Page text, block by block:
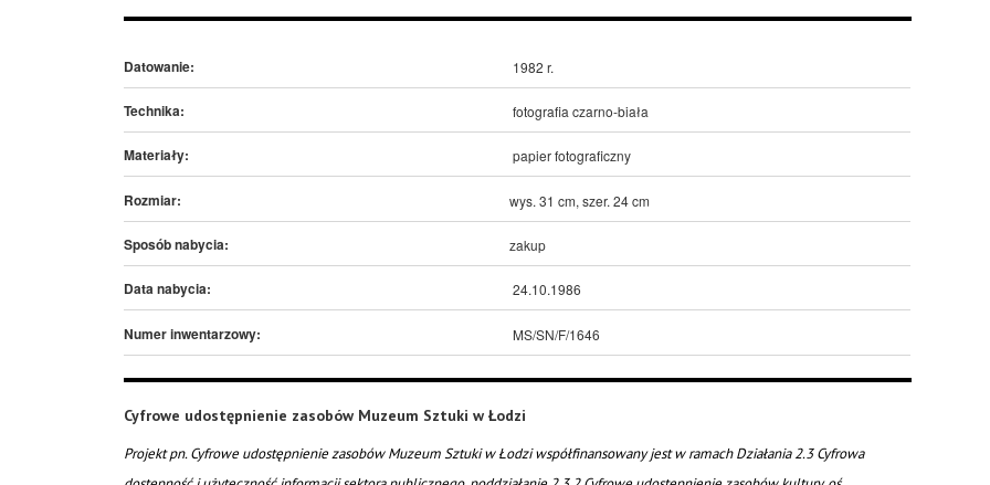
Datowanie: 1982 r.
Technika: fotografia czarno-biała
Materiały: papier fotograficzny
Rozmiar: wys. 31 cm, szer. 24 cm
Sposób nabycia: zakup
Data nabycia: 24.10.1986
Numer inwentarzowy: MS/SN/F/1646
Cyfrowe udostępnienie zasobów Muzeum Sztuki w Łodzi
Projekt pn. Cyfrowe udostępnienie zasobów Muzeum Sztuki w Łodzi współfinansowany jest w ramach Działania 2.3 Cyfrowa